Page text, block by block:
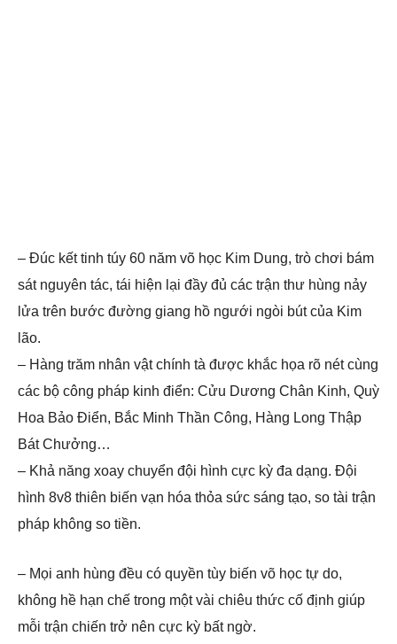
– Đúc kết tinh túy 60 năm võ học Kim Dung, trò chơi bám
sát nguyên tác, tái hiện lại đầy đủ các trận thư hùng nảy
lửa trên bước đường giang hồ ngưới ngòi bút của Kim
lão.
– Hàng trăm nhân vật chính tà được khắc họa rõ nét cùng
các bộ công pháp kinh điển: Cửu Dương Chân Kinh, Quỳ
Hoa Bảo Điển, Bắc Minh Thần Công, Hàng Long Thập
Bát Chưởng…
– Khả năng xoay chuyển đội hình cực kỳ đa dạng. Đội
hình 8v8 thiên biến vạn hóa thỏa sức sáng tạo, so tài trận
pháp không so tiền.
– Mọi anh hùng đều có quyền tùy biến võ học tự do,
không hề hạn chế trong một vài chiêu thức cố định giúp
mỗi trận chiến trở nên cực kỳ bất ngờ.